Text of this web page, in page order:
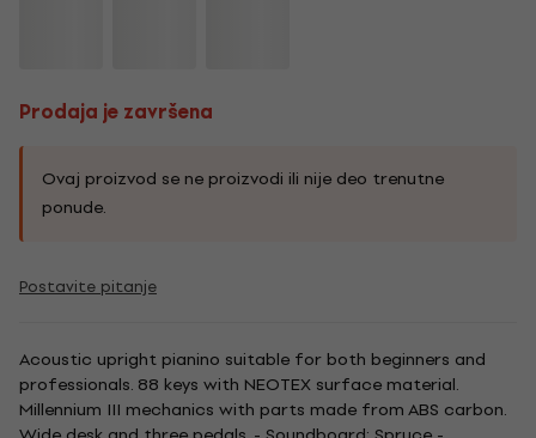
Prodaja je završena
Ovaj proizvod se ne proizvodi ili nije deo trenutne
ponude.
Postavite pitanje
Acoustic upright pianino suitable for both beginners and
professionals. 88 keys with NEOTEX surface material.
Millennium III mechanics with parts made from ABS carbon.